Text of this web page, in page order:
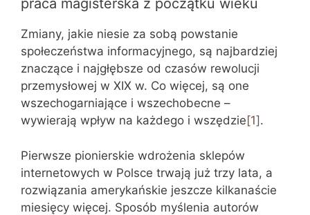
praca magisterska z początku wieku
Zmiany, jakie niesie za sobą powstanie
społeczeństwa informacyjnego, są naj­bardziej
znaczące i najgłębsze od czasów rewolucji
przemysłowej w XIX w. Co więcej, są one
wszechogarniające i wszechobecne –
wywierają wpływ na każdego i wszędzie [1] .
Pierwsze pionierskie wdrożenia sklepów
internetowych w Polsce trwają już trzy lata, a
rozwiązania amerykańskie jeszcze kilkanaście
miesięcy więcej. Sposób myślenia autorów